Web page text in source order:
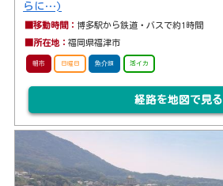
らに…)
■移動時間：博多駅から鉄道・バスで約1時間
■所在地：福岡県福津市
朝市 日曜日 魚介類 活イカ
経路を地図で見る